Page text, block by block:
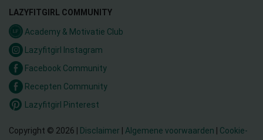
LAZYFITGIRL COMMUNITY
Academy & Motivatie Club
Lazyfitgirl Instagram
Facebook Community
Recepten Community
Lazyfitgirl Pinterest
Copyright © 2026 | Disclaimer Algemene voorwaarden Cookie-